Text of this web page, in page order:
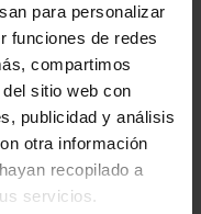
para personalizar
funciones de redes
compartimos
sitio web con
publicidad y análisis
otra información
recopilado a
servicios.
físico y, por lo
y virus. Al
cruzada
Además,
, lo que es
las urgencias,
la rapidez y la